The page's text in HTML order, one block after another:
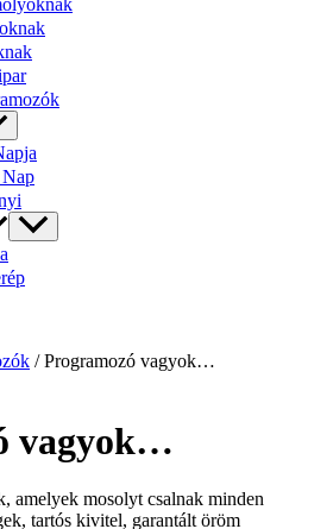
/ Programozó vagyok…
vagyok…
amelyek mosolyt csalnak minden
tartós kivitel, garantált öröm